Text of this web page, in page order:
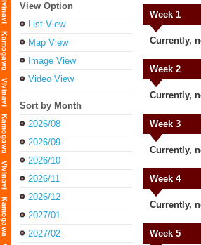
View Option
List View
Map View
Image View
Video View
Sort by Month
2026/08
2026/09
2026/10
2026/11
2026/12
2027/01
2027/02
Week 1
Currently,
Week 2
Currently,
Week 3
Currently,
Week 4
Currently,
Week 5